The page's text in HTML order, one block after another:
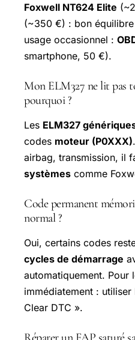
Foxwell NT624 Elite
(~350 €) : bon
usage occasionnel :
smartphone, 50 €).
Mon ELM327 ne lit pas
pourquoi ?
Les ELM327
codes moteur (P0XXX)
airbag, transmission, il
systèmes comme
Code permanent
normal ?
Oui, certains codes
cycles de démarrage
automatiquement. Pour
immédiatement : utiliser
Clear DTC ».